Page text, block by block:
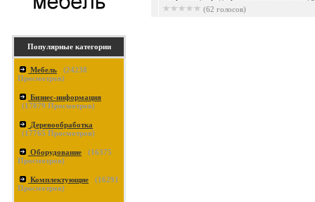
Популярные категории
Мебель (24238
Просмотров)
Бизнес-информация
(17879 Просмотров)
Деревообработка
(17765 Просмотров)
Оборудование (16375
Просмотров)
Комплектующие (16291
Просмотров)
(62 голосов)